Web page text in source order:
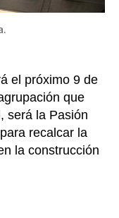
el próximo 9 de
que
será la Pasión
recalcar la
la construcción